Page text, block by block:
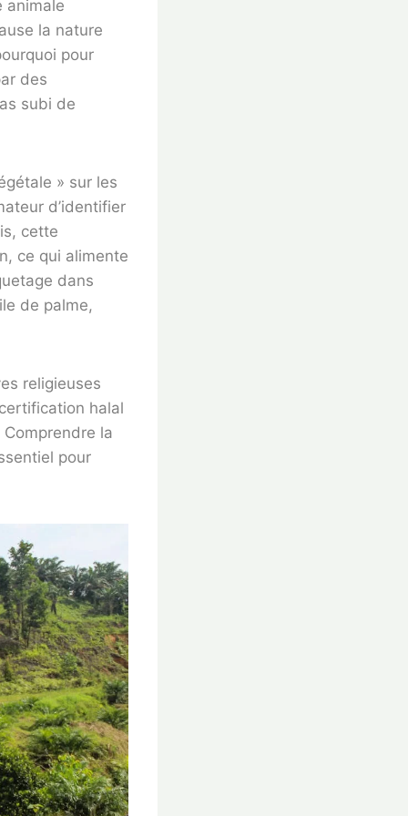
animale
la nature
pour
des
subi de
» sur les
d’identifier
cette
ce qui alimente
dans
de palme,
religieuses
halal
la
pour